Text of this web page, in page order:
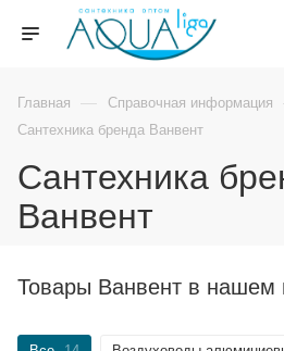
Главная — Справочная информация
Сантехника бренда Ванвент
Сантехника
Ванвент
Товары Ванвент в нашем